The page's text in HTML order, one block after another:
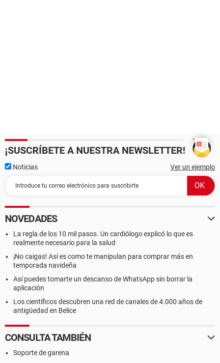
¡SUSCRÍBETE A NUESTRA NEWSLETTER!
Noticias Ver un ejemplo
NOVEDADES
La regla de los 10 mil pasos. Un cardiólogo explicó lo que es
realmente necesario para la salud
¡No caigas! Así es como te manipulan para comprar más en
temporada navideña
Así puedes tomarte un descanso de WhatsApp sin borrar la
aplicación
Los científicos descubren una red de canales de 4.000 años de
antigüedad en Belice
CONSULTA TAMBIÉN
Soporte de garena